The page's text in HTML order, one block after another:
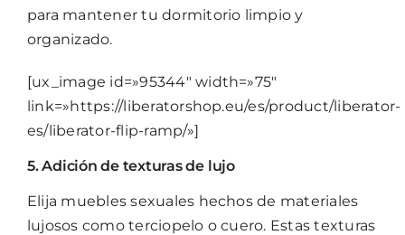
para mantener tu dormitorio limpio y
organizado.
[ux_image id=»95344″ width=»75″
link=»https://liberatorshop.eu/es/product/liberator-
es/liberator-flip-ramp/»]
5. Adición de texturas de lujo
Elija muebles sexuales hechos de materiales
lujosos como terciopelo o cuero. Estas texturas